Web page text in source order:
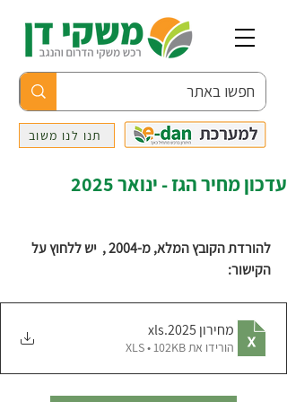
תנו לנו משוב
עדכון מחיר הגז - ינואר 2025
להורדת הקובץ המלא, מ-2004 ,  יש ללחוץ על
הקישור:
מחירון 2025 .xls
הורידו את XLS • 102KB